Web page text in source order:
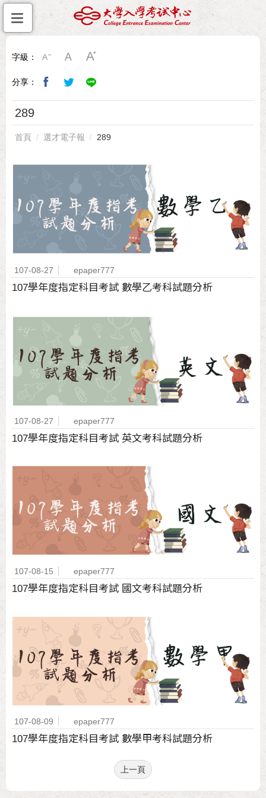
字級：
分享：
289
首頁 選才電子報 289
107-08-27 epaper777
107學年度指定科目考試 數學乙考科試題分析
107-08-27 epaper777
107學年度指定科目考試 英文考科試題分析
107-08-15 epaper777
107學年度指定科目考試 國文考科試題分析
107-08-09 epaper777
107學年度指定科目考試 數學甲考科試題分析
上一頁